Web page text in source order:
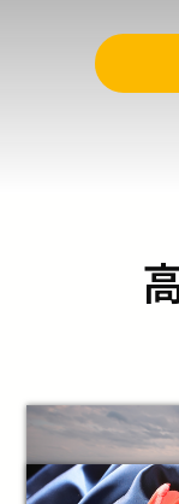
画質劣化
美しい写